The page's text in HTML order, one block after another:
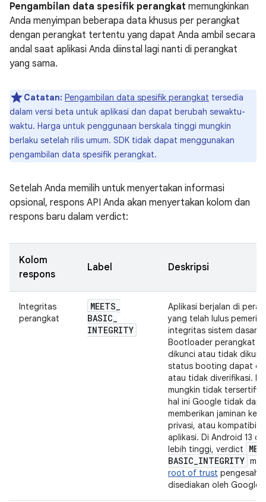
Pengambilan data spesifik perangkat memungkinkan
Anda menyimpan beberapa data khusus per perangkat
dengan perangkat tertentu yang dapat Anda ambil secara
andal saat aplikasi Anda diinstal lagi nanti di perangkat
yang sama.
Catatan: Pengambilan data spesifik perangkat tersedia
dalam versi beta untuk aplikasi dan dapat berubah sewaktu-
waktu. Harga untuk penggunaan berskala tinggi mungkin
berlaku setelah rilis umum. SDK tidak dapat menggunakan
pengambilan data spesifik perangkat.
Setelah Anda memilih untuk menyertakan informasi
opsional, respons API Anda akan menyertakan kolom dan
respons baru dalam verdict:
Kolom
respons
Label Deskripsi
Integritas
perangkat
MEETS_
BASIC_
INTEGRITY
Aplikasi berjalan di
yang telah lulus
integritas sistem dasar.
Bootloader perangkat
dikunci atau tidak
status booting dapat
atau tidak diverifikasi.
mungkin tidak
hal ini Google tidak
memberikan jaminan
privasi, atau
aplikasi. Di Android 13
lebih tinggi, verdict
BASIC_INTEGRITY
root of trust
disediakan oleh Google.